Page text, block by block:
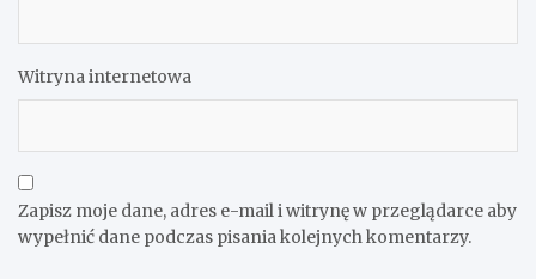
Witryna internetowa
Zapisz moje dane, adres e-mail i witrynę w przeglądarce aby
wypełnić dane podczas pisania kolejnych komentarzy.